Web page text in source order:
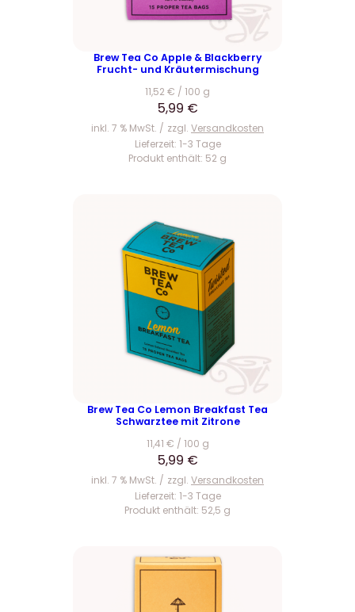
Brew Tea Co Apple & Blackberry
Frucht- und Kräutermischung
11,52 € / 100 g
5,99 €
inkl. 7 % MwSt. zzgl. Versandkosten
Lieferzeit: 1-3 Tage
Produkt enthält: 52 g
Brew Tea Co Lemon Breakfast Tea
Schwarztee mit Zitrone
11,41 € / 100 g
5,99 €
inkl. 7 % MwSt. zzgl. Versandkosten
Lieferzeit: 1-3 Tage
Produkt enthält: 52,5 g